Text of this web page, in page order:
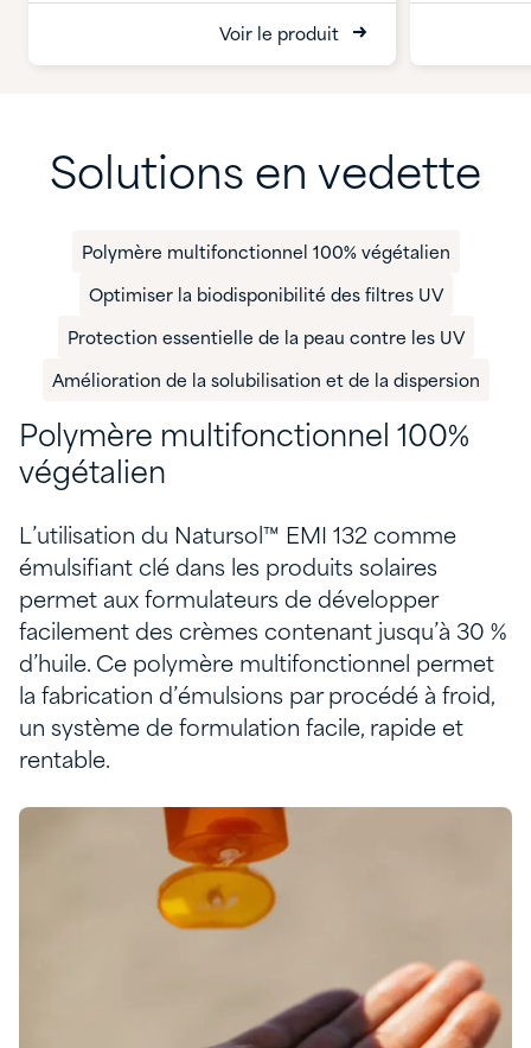
Voir le produit
Solutions en vedette
Polymère multifonctionnel 100% végétalien
Optimiser la biodisponibilité des filtres UV
Protection essentielle de la peau contre les UV
Amélioration de la solubilisation et de la dispersion
Polymère multifonctionnel 100%
végétalien
L’utilisation du Natursol™ EMI 132 comme
émulsifiant clé dans les produits solaires
permet aux formulateurs de développer
facilement des crèmes contenant jusqu’à 30 %
d’huile. Ce polymère multifonctionnel permet
la fabrication d’émulsions par procédé à froid,
un système de formulation facile, rapide et
rentable.